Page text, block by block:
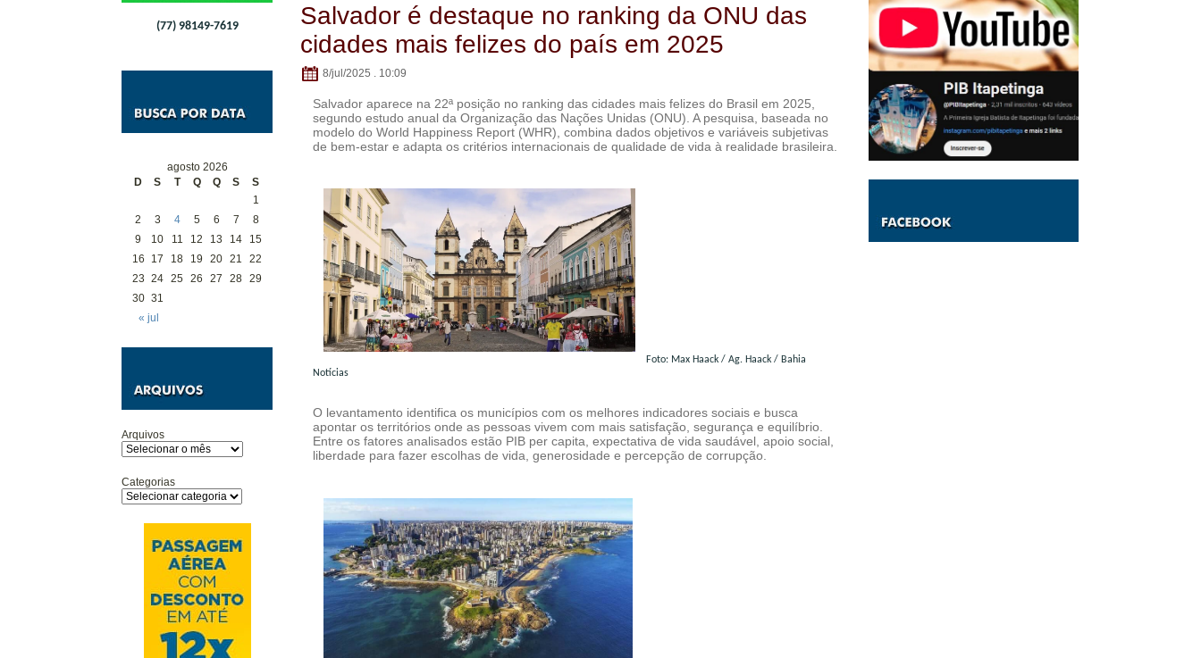
(77) 98149-7619
agosto 2026
D
S T Q Q S S
« jul
1
2
3 4 5 6 7
8
9
10 11 12 13 14
15
16
17 18 19 20 21
22
23 24 25 26 27 28 29
30 31
Arquivos
Categorias
Salvador é destaque no ranking da ONU das
cidades mais felizes do país em 2025
8/jul/2025 . 10:09
Salvador aparece na 22ª posição no ranking das cidades mais felizes do Brasil em 2025,
segundo estudo anual da Organização das Nações Unidas (ONU). A pesquisa, baseada no
modelo do World Happiness Report (WHR), combina dados objetivos e variáveis subjetivas
de bem-estar e adapta os critérios internacionais de qualidade de vida à realidade brasileira.
Foto: Max Haack / Ag. Haack / Bahia
Notícias
O levantamento identifica os municípios com os melhores indicadores sociais e busca
apontar os territórios onde as pessoas vivem com mais satisfação, segurança e equilíbrio.
Entre os fatores analisados estão PIB per capita, expectativa de vida saudável, apoio social,
liberdade para fazer escolhas de vida, generosidade e percepção de corrupção.